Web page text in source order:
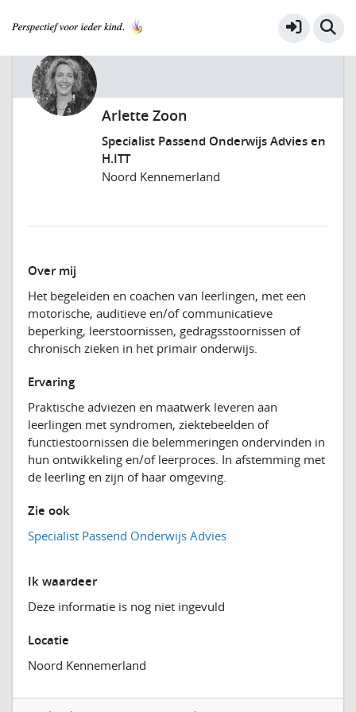
Arlette Zoon
Specialist Passend Onderwijs Advies en
H.ITT
Noord Kennemerland
Over mij
Het begeleiden en coachen van leerlingen, met een
motorische, auditieve en/of communicatieve
beperking, leerstoornissen, gedragsstoornissen of
chronisch zieken in het primair onderwijs.
Ervaring
Praktische adviezen en maatwerk leveren aan
leerlingen met syndromen, ziektebeelden of
functiestoornissen die belemmeringen ondervinden in
hun ontwikkeling en/of leerproces. In afstemming met
de leerling en zijn of haar omgeving.
Zie ook
Specialist Passend Onderwijs Advies
Ik waardeer
Deze informatie is nog niet ingevuld
Locatie
Noord Kennemerland